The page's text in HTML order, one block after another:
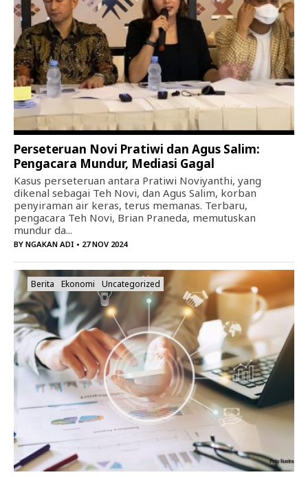
Perseteruan Novi Pratiwi dan Agus Salim:
Pengacara Mundur, Mediasi Gagal
Kasus perseteruan antara Pratiwi Noviyanthi, yang
dikenal sebagai Teh Novi, dan Agus Salim, korban
penyiraman air keras, terus memanas. Terbaru,
pengacara Teh Novi, Brian Praneda, memutuskan
mundur da...
BY NGAKAN ADI • 27 NOV 2024
Berita Ekonomi Uncategorized